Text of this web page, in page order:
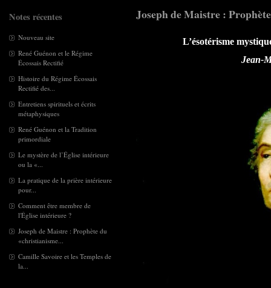
Notes récentes
Nouveau site
René Guénon et le Régime
Écossais Rectifié
Histoire du Régime Écossais
Rectifié des...
Entretiens spirituels et écrits
métaphysiques
René Guénon et la Tradition
primordiale
Le mystère de l’Église intérieure
ou la «...
La pratique de la prière intérieure
pour...
Comment être membre de
l'Église intérieure ?
Joseph de Maistre : Prophète du
«christianisme...
Camille Savoire et les Temples de
la...
Joseph de Maistre :
L’ésotérisme
Jean-